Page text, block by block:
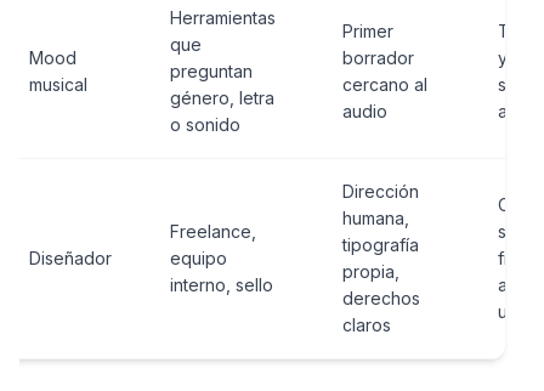
Mood
musical
Herramientas
que
preguntan
género, letra
o sonido
Primer
borrador
cercano al
audio
y
Diseñador
Freelance,
equipo
interno, sello
Dirección
humana,
tipografía
propia,
derechos
claros
files,
uso